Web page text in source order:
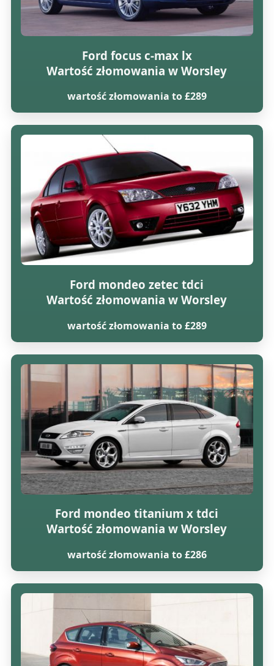
Ford focus c-max lx
Wartość złomowania w Worsley
wartość złomowania to £289
Ford mondeo zetec tdci
Wartość złomowania w Worsley
wartość złomowania to £289
Ford mondeo titanium x tdci
Wartość złomowania w Worsley
wartość złomowania to £286